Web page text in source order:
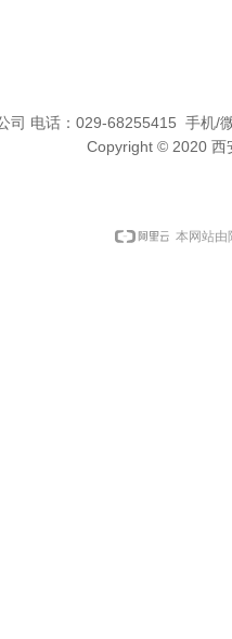
司 电话：029-68255415 手
Copyright © 2020
本网站由